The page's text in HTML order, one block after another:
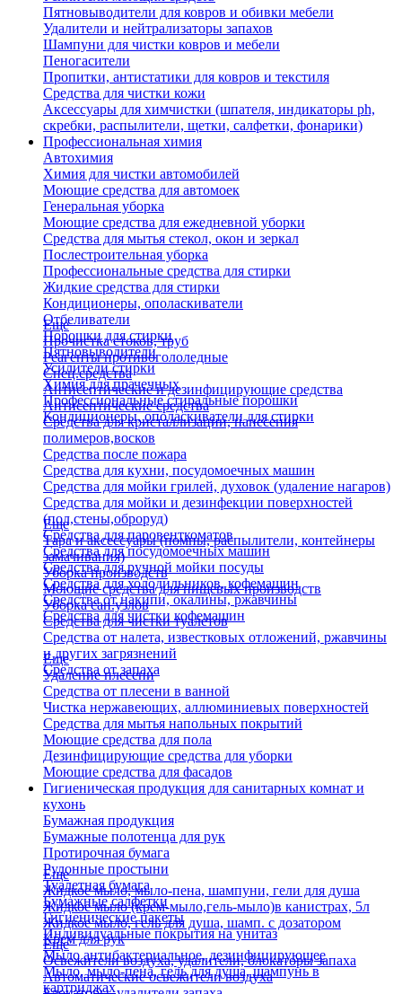
Пятновыводители для ковров и обивки мебели
Удалители и нейтрализаторы запахов
Шампуни для чистки ковров и мебели
Пеногасители
Пропитки, антистатики для ковров и текстиля
Средства для чистки кожи
Аксессуары для химчистки (шпателя, индикаторы ph,
скребки, распылители, щетки, салфетки, фонарики)
Профессиональная химия
Автохимия
Химия для чистки автомобилей
Моющие средства для автомоек
Генеральная уборка
Моющие средства для ежедневной уборки
Средства для мытья стекол, окон и зеркал
Послестроительная уборка
Профессиональные средства для стирки
Жидкие средства для стирки
Кондиционеры, ополаскиватели
Отбеливатели
Порошки для стирки
Пятновыводители
Усилители стирки
Химия для прачечных
Профессиональные стиральные порошки
Кондиционеры, ополаскиватели для стирки
Еще
Прочистка стоков, труб
Реагенты противогололедные
Спец.средства
Антисептические и дезинфицирующие средства
Антисептические средства
Средства для кристаллизации, нанесения
полимеров,восков
Средства после пожара
Средства для кухни, посудомоечных машин
Средства для мойки грилей, духовок (удаление нагаров)
Средства для мойки и дезинфекции поверхностей
(пол,стены,оброруд)
Средства для паровенткоматов
Средства для посудомоечных машин
Средства для ручной мойки посуды
Средства для холодильников, кофемашин
Средства от накипи, окалины, ржавчины
Средства для чистки кофемашин
Еще
Тара и аксессуары (помпы, распылители, контейнеры
замачивания)
Уборка производств
Моющие средства для пищевых производств
Уборка сан.узлов
Средства для чистки туалетов
Средства от налета, известковых отложений, ржавчины
и других загрязнений
Средства от запаха
Еще
Удаление плесени
Средства от плесени в ванной
Чистка нержавеющих, аллюминиевых поверхностей
Средства для мытья напольных покрытий
Моющие средства для пола
Дезинфицирующие средства для уборки
Моющие средства для фасадов
Гигиеническая продукция для санитарных комнат и
кухонь
Бумажная продукция
Бумажные полотенца для рук
Протирочная бумага
Рулонные простыни
Туалетная бумага
Бумажные салфетки
Гигиенические пакеты
Индивидуальные покрытия на унитаз
Еще
Жидкое мыло, мыло-пена, шампуни, гели для душа
Жидкое мыло (крем-мыло,гель-мыло)в канистрах, 5л
Жидкое мыло, гель для душа, шамп. с дозатором
Крем для рук
Мыло антибактериальное, дезинфицирующее
Мыло, мыло-пена, гель для душа, шампунь в
картриджах
Еще
Освежители воздуха, удалители, блокаторы запаха
Автоматические освежители воздуха